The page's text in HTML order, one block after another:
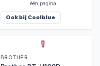
één pagina
Ook bij Coolblue
BROTHER